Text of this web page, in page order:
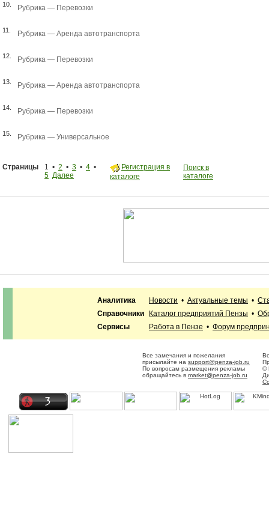
10. Рубрика — Перевозки
11. Рубрика — Аренда автотранспорта
12. Рубрика — Перевозки
13. Рубрика — Аренда автотранспорта
14. Рубрика — Перевозки
15. Рубрика — Универсальное
Страницы 1 • 2 • 3 • 4 •
5 Далее
Регистрация в
каталоге
Поиск в
каталоге
Аналитика Новости • Актуальные темы •
Справочники
Каталог предприятий Пензы •
Сервисы
Работа в Пензе • Форум
Все замечания и пожелания
присылайте на support@penza-job.ru
По вопросам размещения рекламы
обращайтесь в market@penza-job.ru
©